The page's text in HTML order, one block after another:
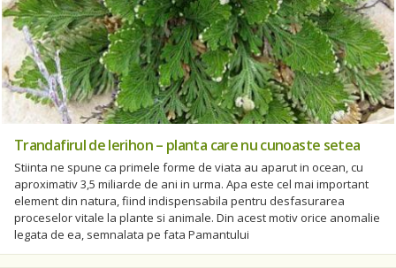
Trandafirul de Ierihon – planta care nu cunoaste setea
Stiinta ne spune ca primele forme de viata au aparut in ocean, cu
aproximativ 3,5 miliarde de ani in urma. Apa este cel mai important
element din natura, fiind indispensabila pentru desfasurarea
proceselor vitale la plante si animale. Din acest motiv orice anomalie
legata de ea, semnalata pe fata Pamantului